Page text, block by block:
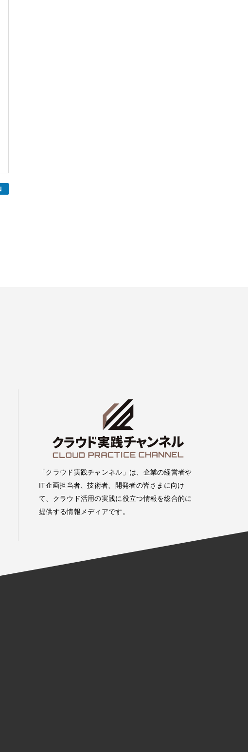
「クラウド実践チャンネル」は、企業の経営者や
IT企画担当者、技術者、開発者の皆さまに向け
て、クラウド活用の実践に役立つ情報を総合的に
提供する情報メディアです。